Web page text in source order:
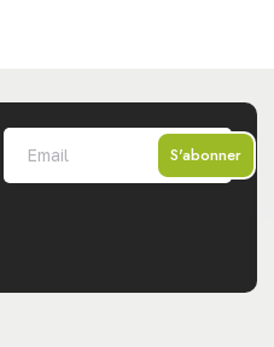
S'abonner